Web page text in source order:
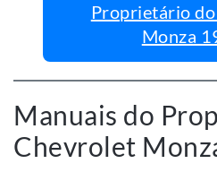
Proprietário
Monza
Manuais do
Chevrolet